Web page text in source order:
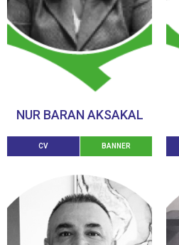
NUR BARAN AKSAKAL
CV BANNER